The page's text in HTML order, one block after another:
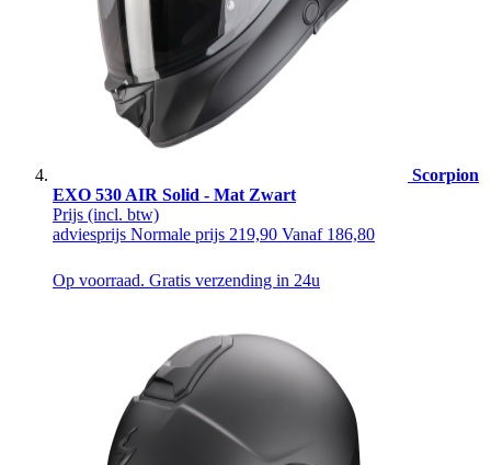
Scorpion
EXO 530 AIR Solid - Mat Zwart
Prijs (incl. btw)
adviesprijs Normale prijs 219,90 Vanaf 186,80
Op voorraad. Gratis verzending in 24u